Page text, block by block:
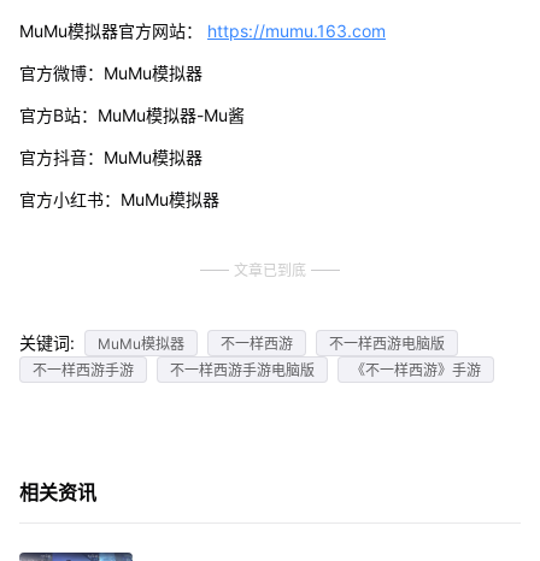
MuMu模拟器官方网站： https://mumu.163.com
官方微博：MuMu模拟器
官方B站：MuMu模拟器-Mu酱
官方抖音：MuMu模拟器
官方小红书：MuMu模拟器
文章已到底
关键词: MuMu模拟器 不一样西游
不一样西游电脑版
不一样西游手游
不一样西游手游电脑版 《不一样西游》手游
相关资讯